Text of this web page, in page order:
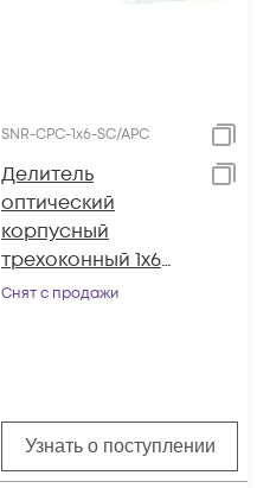
SNR-CPC-1x6-SC/APC
Делитель
оптический
корпусный
трехоконный 1х6
SC/APC
Снят с продажи
Узнать о поступлении